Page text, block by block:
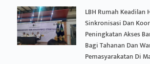
LBH Rumah Keadilan
Sinkronisasi Dan
Peningkatan Akses
Bagi Tahanan Dan
Pemasyarakatan Di